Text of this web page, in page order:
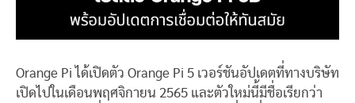
Orange Pi ได้เปิดตัว Orange Pi 5 เวอร์ชันอัปเดตที่ทางบริษัท
เปิดไปในเดือนพฤศจิกายน 2565 และตัวใหม่นี้มีชื่อเรียกว่า